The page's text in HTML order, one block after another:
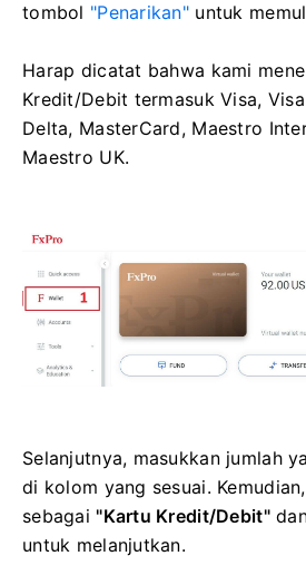
tombol "Penarikan" untuk
Harap dicatat bahwa kami
Kredit/Debit termasuk Visa,
Delta, MasterCard, Maestro
Maestro UK.
Selanjutnya, masukkan jumlah
di kolom yang sesuai.
sebagai "Kartu Kredit/Debit"
untuk melanjutkan.